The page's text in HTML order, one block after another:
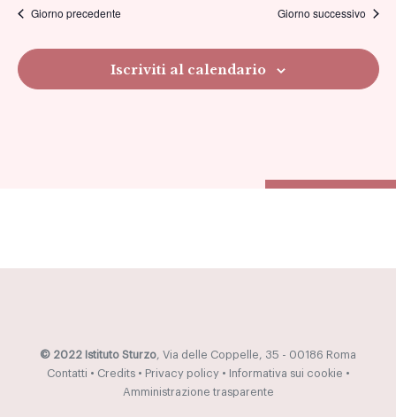
viste
Giorno precedente Giorno successivo
Iscriviti al calendario
© 2022 Istituto Sturzo, Via delle Coppelle, 35 - 00186 Roma
Contatti • Credits• Privacy policy• Informativa sui cookie •
Amministrazione trasparente